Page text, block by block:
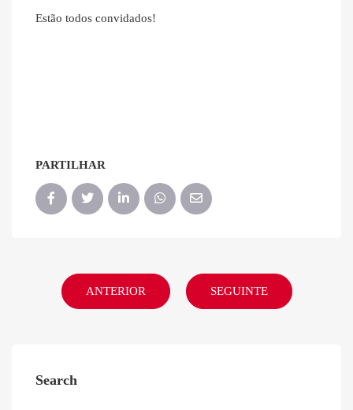
Estão todos convidados!
PARTILHAR
ANTERIOR SEGUINTE
Search